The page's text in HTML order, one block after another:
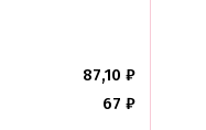
87,10 ₽
67 ₽